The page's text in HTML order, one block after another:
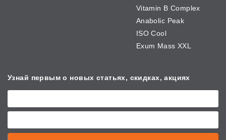
Vitamin B Complex
Anabolic Peak
ISO Cool
Exum Mass XXL
Узнай первым о новых статьях, скидках, акциях